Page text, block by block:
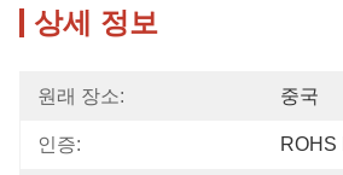
상세 정보
원래 장소: 중국
인증: ROHS